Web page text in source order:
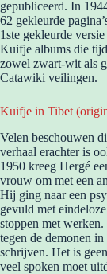
gepubliceerd. In
62 gekleurde
1ste gekleurde
Kuifje albums die
zowel zwart-wit als
Catawiki veilingen.
Kuifje in Tibet
Velen beschouwen
verhaal erachter is
1950 kreeg Hergé
vrouw om met een
Hij ging naar een
gevuld met
stoppen met
tegen de demonen
schrijven. Het is
veel spoken moet